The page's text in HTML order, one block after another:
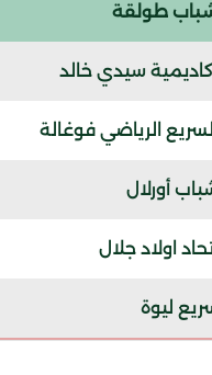
طولقة
اكاديمية سيدي خالد
السريع الرياضي فوغالة
أورلال
اولاد جلال
ليوة